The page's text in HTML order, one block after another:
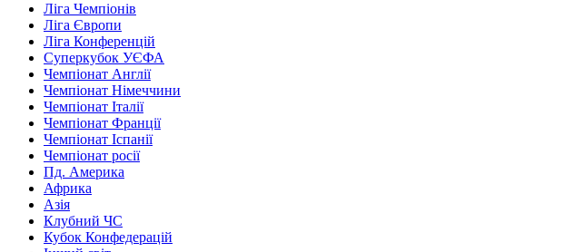
Ліга Чемпіонів
Ліга Європи
Ліга Конференцій
Суперкубок УЄФА
Чемпіонат Англії
Чемпіонат Німеччини
Чемпіонат Італії
Чемпіонат Франції
Чемпіонат Іспанії
Чемпіонат росії
Пд. Америка
Африка
Азія
Клубний ЧС
Кубок Конфедерацій